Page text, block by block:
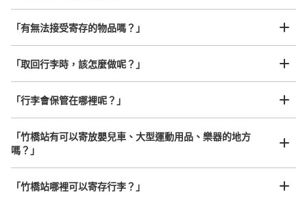
可保管的行李數
0中等的:3/ ¥500小的:10/ ¥400
付款方式
現金
查看此投幣式儲物櫃的位置
工作人員拍完行李照片後
放下行李，愉快度過一整天！
我們與許多地點方便的車站內店舖以及24小時營業的店鋪合作。
任何尺寸的行李都OK
樂器、嬰兒車、腳踏車等，只要是1個人能搬運的行李尺寸就OK
「有無法接受寄存的物品嗎？」
「取回行李時，該怎麼做呢？」
「行李會保管在哪裡呢？」
「竹橋站有可以寄放嬰兒車、大型運動用品、樂器的地方
嗎？」
「竹橋站哪裡可以寄存行李？」